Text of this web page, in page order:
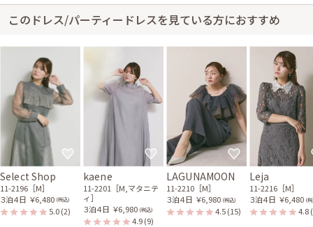
このドレス/パーティードレスを見ている方におすすめ
Select Shop
11-2196［M］
３泊４日 ￥6,480 (税込)
5.0(2)
kaene
11-2201［M,マタニテ
ィ］
３泊４日 ￥6,980 (税込)
4.9(9)
LAGUNAMOON
11-2210［M］
３泊４日 ￥6,980 (税込)
4.5(15)
Leja
11-2216［M］
３泊４日 ￥6,480 (
4.8